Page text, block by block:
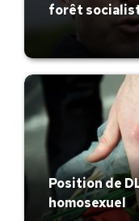
forêt
Position de
homosexuel